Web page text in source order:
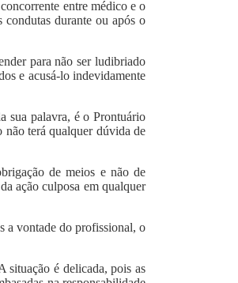
entre médico e o
condutas durante ou após o
para não ser ludibriado
e acusá-lo indevidamente
sua palavra, é o Prontuário
terá qualquer dúvida de
de meios e não de
ação culposa em qualquer
a vontade do profissional, o
situação é delicada, pois as